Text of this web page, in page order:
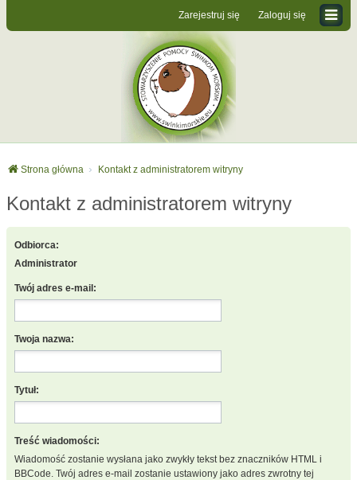
Zaloguj się
Zarejestruj się
Strona główna Kontakt z administratorem witryny
Kontakt z administratorem witryny
Odbiorca:
Administrator
Twój adres e-mail:
Twoja nazwa:
Tytuł:
Treść wiadomości:
Wiadomość zostanie wysłana jako zwykły tekst bez znaczników HTML i
BBCode. Twój adres e-mail zostanie ustawiony jako adres zwrotny tej